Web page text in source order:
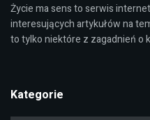
Życie ma sens to serwis
interesujących artykułów na
to tylko niektóre z zagadnień o
Kategorie